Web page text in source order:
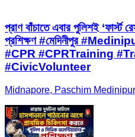
প্রাণ বাঁচাতে এবার পুলিশই ‘ফার্স্ট
প্রশিক্ষণ #মেদিনীপুর
#CPR #CPRTraining
#CivicVolunteer
Midnapore, Paschim